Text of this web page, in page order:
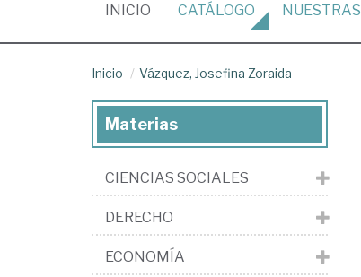
INICIO (CURRENT)
CATÁLOGO NUESTRAS
Inicio Vázquez, Josefina Zoraida
Materias
CIENCIAS SOCIALES
DERECHO
ECONOMÍA